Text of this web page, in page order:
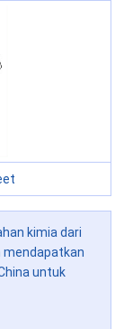
kimia dari
mendapatkan
untuk